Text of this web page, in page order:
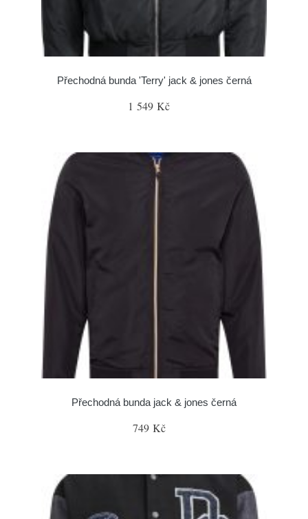
Přechodná bunda 'Terry' jack & jones černá
1 549 Kč
Přechodná bunda jack & jones černá
749 Kč